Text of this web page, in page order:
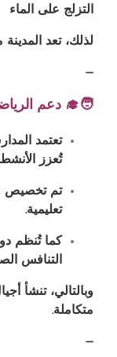
التزلج على الماء
لذلك، تعد
—
🧑‍🎓 دعم
تعتمد
تُعزز
تم تخصيص
تعليمية.
كما تُنظم
التنافس
وبالتالي، تنشأ
متكاملة.
—